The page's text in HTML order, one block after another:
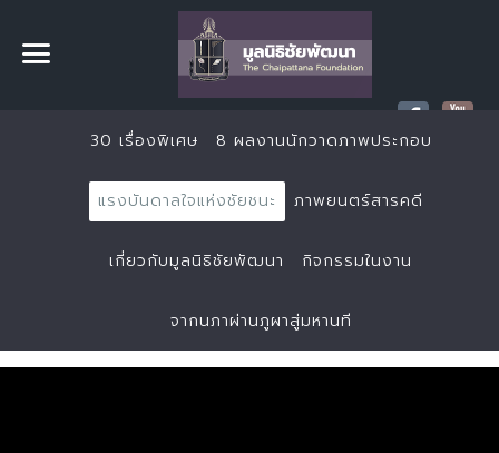
30 เรื่องพิเศษ 8 ผลงานนักวาดภาพประกอบ
แรงบันดาลใจแห่งชัยชนะ ภาพยนตร์สารคดี
เกี่ยวกับมูลนิธิชัยพัฒนา กิจกรรมในงาน
จากนภาผ่านภูผาสู่มหานที